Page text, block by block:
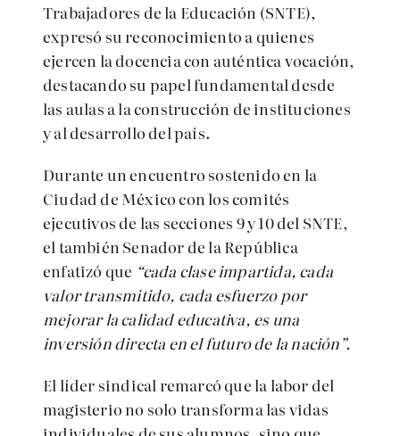
Trabajadores de la Educación (SNTE),
expresó su reconocimiento a quienes
ejercen la docencia con auténtica vocación,
destacando su papel fundamental desde
las aulas a la construcción de instituciones
y al desarrollo del país.
Durante un encuentro sostenido en la
Ciudad de México con los comités
ejecutivos de las secciones 9 y 10 del SNTE,
el también Senador de la República
enfatizó que “cada clase impartida, cada
valor transmitido, cada esfuerzo por
mejorar la calidad educativa, es una
inversión directa en el futuro de la nación”.
El líder sindical remarcó que la labor del
magisterio no solo transforma las vidas